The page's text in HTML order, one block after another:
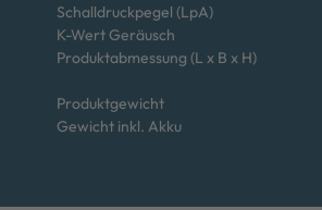
Schalldruckpegel (LpA)
K-Wert Geräusch
Produktabmessung (L x B x H)
Produktgewicht
Gewicht inkl. Akku